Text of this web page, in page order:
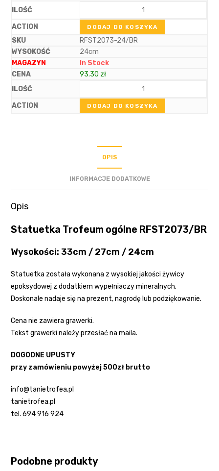
DODAJ DO KOSZYKA
RFST2073-24/BR
24cm
In Stock
93.30 zł
DODAJ DO KOSZYKA
OPIS
INFORMACJE DODATKOWE
Opis
Statuetka Trofeum ogólne RFST2073/BR
Wysokości: 33cm / 27cm / 24cm
Statuetka została wykonana z wysokiej jakości żywicy
epoksydowej z dodatkiem wypełniaczy mineralnych.
Doskonale nadaje się na prezent, nagrodę lub podziękowanie.
Cena nie zawiera grawerki.
Tekst grawerki należy przesłać na maila.
DOGODNE UPUSTY
przy zamówieniu powyżej 500zł brutto
info@tanietrofea.pl
tanietrofea.pl
tel. 694 916 924
Podobne produkty